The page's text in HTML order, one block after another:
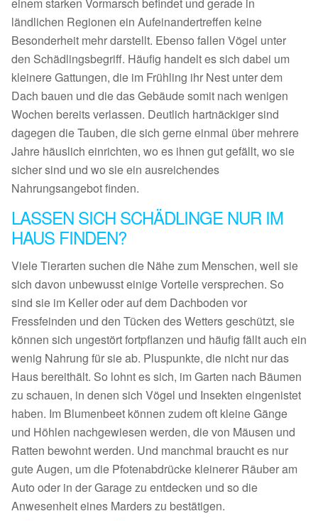
einem starken Vormarsch befindet und gerade in
ländlichen Regionen ein Aufeinandertreffen keine
Besonderheit mehr darstellt. Ebenso fallen Vögel unter
den Schädlingsbegriff. Häufig handelt es sich dabei um
kleinere Gattungen, die im Frühling ihr Nest unter dem
Dach bauen und die das Gebäude somit nach wenigen
Wochen bereits verlassen. Deutlich hartnäckiger sind
dagegen die Tauben, die sich gerne einmal über mehrere
Jahre häuslich einrichten, wo es ihnen gut gefällt, wo sie
sicher sind und wo sie ein ausreichendes
Nahrungsangebot finden.
LASSEN SICH SCHÄDLINGE NUR IM
HAUS FINDEN?
Viele Tierarten suchen die Nähe zum Menschen, weil sie
sich davon unbewusst einige Vorteile versprechen. So
sind sie im Keller oder auf dem Dachboden vor
Fressfeinden und den Tücken des Wetters geschützt, sie
können sich ungestört fortpflanzen und häufig fällt auch ein
wenig Nahrung für sie ab. Pluspunkte, die nicht nur das
Haus bereithält. So lohnt es sich, im Garten nach Bäumen
zu schauen, in denen sich Vögel und Insekten eingenistet
haben. Im Blumenbeet können zudem oft kleine Gänge
und Höhlen nachgewiesen werden, die von Mäusen und
Ratten bewohnt werden. Und manchmal braucht es nur
gute Augen, um die Pfotenabdrücke kleinerer Räuber am
Auto oder in der Garage zu entdecken und so die
Anwesenheit eines Marders zu bestätigen.